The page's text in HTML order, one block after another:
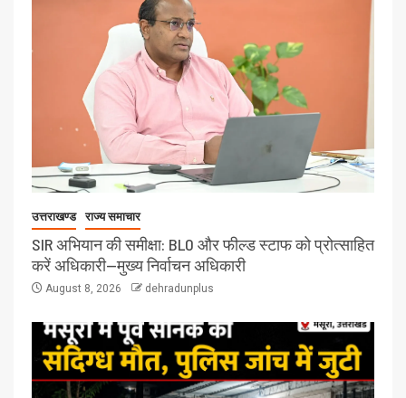
उत्तराखण्ड राज्य समाचार
SIR अभियान की समीक्षा: BLO और फील्ड स्टाफ को प्रोत्साहित
करें अधिकारी—मुख्य निर्वाचन अधिकारी
August 8, 2026 dehradunplus